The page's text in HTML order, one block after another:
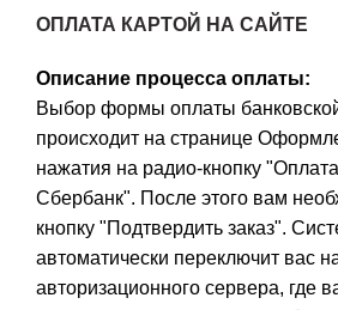
ОПЛАТА КАРТОЙ НА САЙТЕ
Описание процесса оплаты:
Выбор формы оплаты
происходит на странице
нажатия на радио-кнопку
Сбербанк". После этого вам
кнопку "Подтвердить заказ".
автоматически переключит вас
авторизационного сервера, где